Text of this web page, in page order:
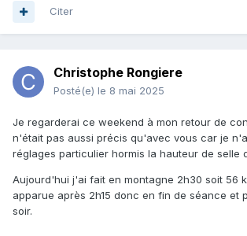
Citer
Christophe Rongiere
Posté(e) le 8 mai 2025
Je regarderai ce weekend à mon retour de
n'était pas aussi précis qu'avec vous car je
réglages particulier hormis la hauteur de selle
Aujourd'hui j'ai fait en montagne 2h30 soit 56
apparue après 2h15 donc en fin de séance et
soir.